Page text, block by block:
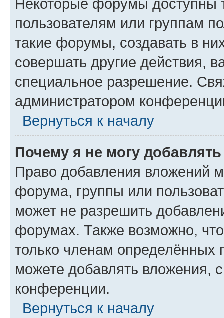
Некоторые форумы доступны
пользователям или группам
такие форумы, создавать в
совершать другие действия,
специальное разрешение.
администратором
Вернуться к началу
Почему я не могу
Право добавления вложений
форума, группы или
может не разрешить
форумах. Также возможно,
только членам определённых
можете добавлять вложения,
конференции.
Вернуться к началу